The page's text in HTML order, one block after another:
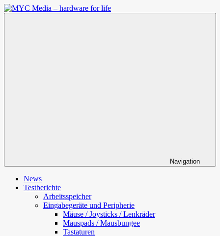
Zum
Inhalt
Navigation
News
Testberichte
Arbeitsspeicher
Eingabegeräte und Peripherie
Mäuse / Joysticks / Lenkräder
Mauspads / Mausbungee
Tastaturen